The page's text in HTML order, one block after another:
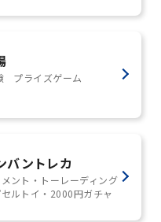
プライズゲーム
バントレカ
ント・トーレーディング
ルトイ・2000円ガチャ